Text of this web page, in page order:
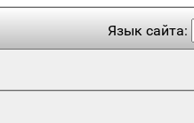
Язык сайта: